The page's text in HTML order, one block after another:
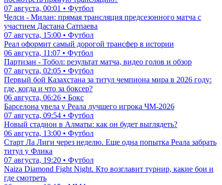
07 августа, 00:01 • Футбол
Челси - Милан: прямая трансляция предсезонного матча с
участием Дастана Сатпаева
07 августа, 15:00 • Футбол
Реал оформит самый дорогой трансфер в истории
06 августа, 11:07 • Футбол
Партизан - Тобол: результат матча, видео голов и обзор
07 августа, 02:05 • Футбол
Первый бой Казахстана за титул чемпиона мира в 2026 году:
где, когда и что за боксер?
06 августа, 06:26 • Бокс
Барселона увела у Реала лучшего игрока ЧМ-2026
07 августа, 09:54 • Футбол
Новый стадион в Алматы: как он будет выглядеть?
06 августа, 13:00 • Футбол
Старт Ла Лиги через неделю. Еще одна попытка Реала забрать
титул у Флика
07 августа, 19:20 • Футбол
Naiza Diamond Fight Night. Кто возглавит турнир, какие бои и
где смотреть